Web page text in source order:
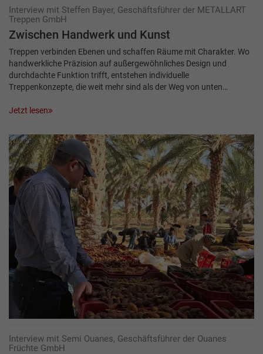
Interview mit Steffen Bayer, Geschäftsführer der METALLART
Treppen GmbH
Zwischen Hand­werk und Kunst
Treppen verbinden Ebenen und schaffen Räume mit Charakter. Wo
handwerkliche Präzision auf außergewöhnliches Design und
durchdachte Funktion trifft, entstehen individuelle
Treppenkonzepte, die weit mehr sind als der Weg von unten…
Jetzt lesen
Interview mit Semi Ouanes, Geschäftsführer der Ouanes
Früchte GmbH